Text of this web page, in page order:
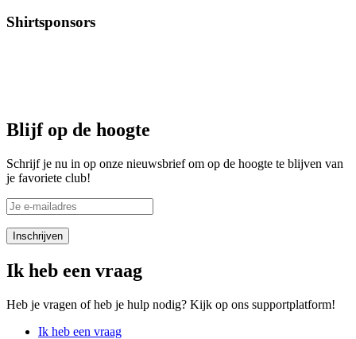
Shirtsponsors
Blijf op de hoogte
Schrijf je nu in op onze nieuwsbrief om op de hoogte te blijven van
je favoriete club!
Ik heb een vraag
Heb je vragen of heb je hulp nodig? Kijk op ons supportplatform!
Ik heb een vraag